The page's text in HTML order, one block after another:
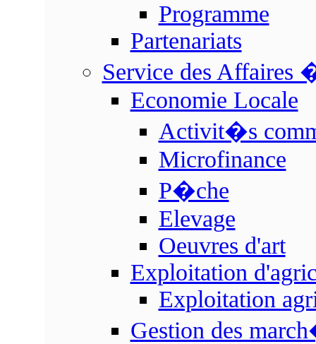
Programme
Partenariats
Service des Affaires
Economie Locale
Activit�s
Microfinance
P�che
Elevage
Oeuvres d'art
Exploitation
Exploitation
Gestion des